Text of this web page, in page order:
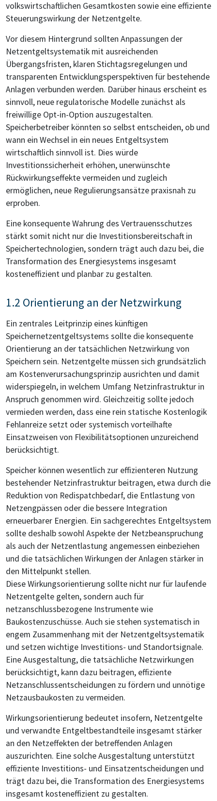
volkswirtschaftlichen Gesamtkosten sowie eine effiziente
Steuerungswirkung der Netzentgelte.
Vor diesem Hintergrund sollten Anpassungen der
Netzentgeltsystematik mit ausreichenden
Übergangsfristen, klaren Stichtagsregelungen und
transparenten Entwicklungsperspektiven für bestehende
Anlagen verbunden werden. Darüber hinaus erscheint es
sinnvoll, neue regulatorische Modelle zunächst als
freiwillige Opt-in-Option auszugestalten.
Speicherbetreiber könnten so selbst entscheiden, ob und
wann ein Wechsel in ein neues Entgeltsystem
wirtschaftlich sinnvoll ist. Dies würde
Investitionssicherheit erhöhen, unerwünschte
Rückwirkungseffekte vermeiden und zugleich
ermöglichen, neue Regulierungsansätze praxisnah zu
erproben.
Eine konsequente Wahrung des Vertrauensschutzes
stärkt somit nicht nur die Investitionsbereitschaft in
Speichertechnologien, sondern trägt auch dazu bei, die
Transformation des Energiesystems insgesamt
kosteneffizient und planbar zu gestalten.
1.2 Orientierung an der Netzwirkung
Ein zentrales Leitprinzip eines künftigen
Speichernetzentgeltsystems sollte die konsequente
Orientierung an der tatsächlichen Netzwirkung von
Speichern sein. Netzentgelte müssen sich grundsätzlich
am Kostenverursachungsprinzip ausrichten und damit
widerspiegeln, in welchem Umfang Netzinfrastruktur in
Anspruch genommen wird. Gleichzeitig sollte jedoch
vermieden werden, dass eine rein statische Kostenlogik
Fehlanreize setzt oder systemisch vorteilhafte
Einsatzweisen von Flexibilitätsoptionen unzureichend
berücksichtigt.
Speicher können wesentlich zur effizienteren Nutzung
bestehender Netzinfrastruktur beitragen, etwa durch die
Reduktion von Redispatchbedarf, die Entlastung von
Netzengpässen oder die bessere Integration
erneuerbarer Energien. Ein sachgerechtes Entgeltsystem
sollte deshalb sowohl Aspekte der Netzbeanspruchung
als auch der Netzentlastung angemessen einbeziehen
und die tatsächlichen Wirkungen der Anlagen stärker in
den Mittelpunkt stellen.
Diese Wirkungsorientierung sollte nicht nur für laufende
Netzentgelte gelten, sondern auch für
netzanschlussbezogene Instrumente wie
Baukostenzuschüsse. Auch sie stehen systematisch in
engem Zusammenhang mit der Netzentgeltsystematik
und setzen wichtige Investitions- und Standortsignale.
Eine Ausgestaltung, die tatsächliche Netzwirkungen
berücksichtigt, kann dazu beitragen, effiziente
Netzanschlussentscheidungen zu fördern und unnötige
Netzausbaukosten zu vermeiden.
Wirkungsorientierung bedeutet insofern, Netzentgelte
und verwandte Entgeltbestandteile insgesamt stärker
an den Netzeffekten der betreffenden Anlagen
auszurichten. Eine solche Ausgestaltung unterstützt
effiziente Investitions- und Einsatzentscheidungen und
trägt dazu bei, die Transformation des Energiesystems
insgesamt kosteneffizient zu gestalten.